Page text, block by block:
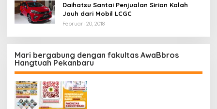
Daihatsu Santai Penjualan Sirion Kalah
Jauh dari Mobil LCGC
Februari 20, 2018
Mari bergabung dengan fakultas AwaBbros
Hangtuah Pekanbaru